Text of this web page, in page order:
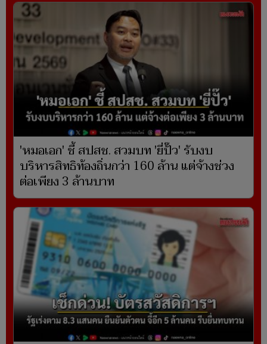
'หมอเอก' ชี้ สปสช. สวมบท 'ยี่ปั๊ว' รับงบ
บริหารสิทธิท้องถิ่นกว่า 160 ล้าน แต่จ้างช่วง
ต่อเพียง 3 ล้านบาท